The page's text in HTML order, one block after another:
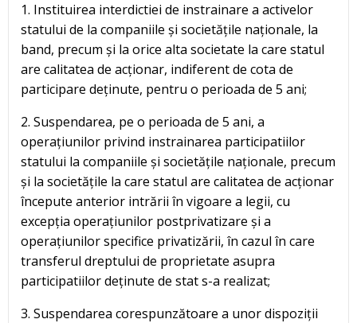
1. Instituirea interdictiei de instrainare a activelor
statului de la companiile și societățile naționale, la
band, precum și la orice alta societate la care statul
are calitatea de acționar, indiferent de cota de
participare deținute, pentru o perioada de 5 ani;
2. Suspendarea, pe o perioada de 5 ani, a
operațiunilor privind instrainarea participatiilor
statului la companiile și societățile naționale, precum
și la societățile la care statul are calitatea de acționar
începute anterior intrării în vigoare a legii, cu
excepția operațiunilor postprivatizare și a
operațiunilor specifice privatizării, în cazul în care
transferul dreptului de proprietate asupra
participatiilor deținute de stat s-a realizat;
3. Suspendarea corespunzătoare a unor dispoziții